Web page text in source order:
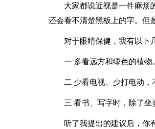
大家都说近视是一件麻烦
还会看不清楚黑板上的字。但
对于眼睛保健，我有以下
一 多看远方和绿色的植物。
二 少看电视、少打电动，
三 看书、写字时，除了坐
听了我提出的建议后，你